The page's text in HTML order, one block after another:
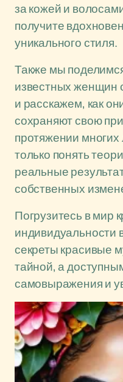
за кожей и
получите
уникального стиля.
Также мы
известных женщин
и расскажем, как
сохраняют свою
протяжении
только понять
реальные
собственных
Погрузитесь в мир
индивидуальности
секреты красивые
тайной, а
самовыражения и